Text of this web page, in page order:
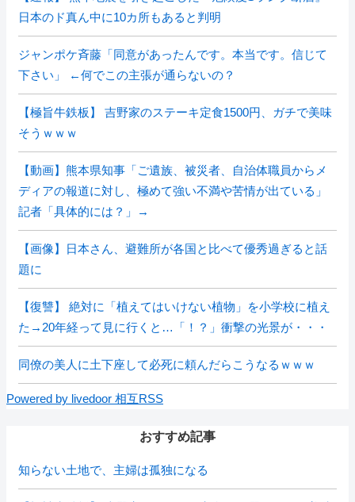
日本のド真ん中に10カ所もあると判明
ジャンポケ斉藤「同意があったんです。本当です。信じて
下さい」 ←何でこの主張が通らないの？
【極旨牛鉄板】 吉野家のステーキ定食1500円、ガチで美味
そうｗｗｗ
【動画】熊本県知事「ご遺族、被災者、自治体職員からメ
ディアの報道に対し、極めて強い不満や苦情が出ている」
記者「具体的には？」→
【画像】日本さん、避難所が各国と比べて優秀過ぎると話
題に
【復讐】 絶対に「植えてはいけない植物」を小学校に植え
た→20年経って見に行くと…「！？」衝撃の光景が・・・
同僚の美人に土下座して必死に頼んだらこうなるｗｗｗ
Powered by livedoor 相互RSS
おすすめ記事
知らない土地で、主婦は孤独になる